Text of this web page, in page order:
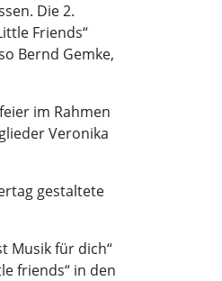
Die 2.
Friends“
Bernd Gemke,
im Rahmen
Veronika
gestaltete
Musik für dich“
friends“ in den